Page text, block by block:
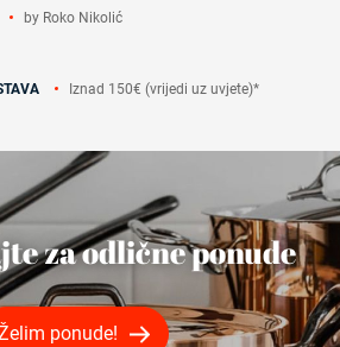
by Roko Nikolić
Iznad 150€ (vrijedi uz uvjete)*
za odlične ponude
ponude!